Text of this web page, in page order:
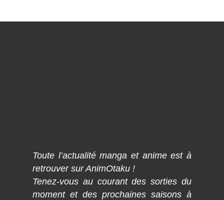
Toute l’actualité manga et anime est à
retrouver sur AnimOtaku !
Tenez-vous au courant des sorties du
moment et des prochaines saisons à